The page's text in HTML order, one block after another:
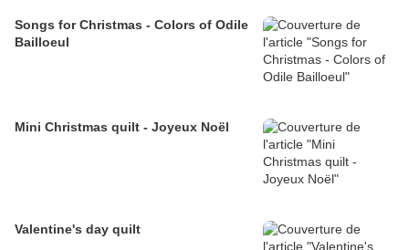
Songs for Christmas - Colors of Odile
Bailloeul
Mini Christmas quilt - Joyeux Noël
Valentine's day quilt